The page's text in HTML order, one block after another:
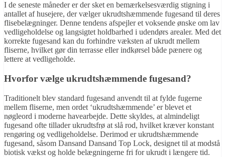
I de seneste måneder er der sket en bemærkelsesværdig stigning i
antallet af husejere, der vælger ukrudtshæmmende fugesand til deres
flisebelægninger. Denne tendens afspejler et voksende ønske om lav
vedligeholdelse og langsigtet holdbarhed i udendørs arealer. Med det
korrekte fugesand kan du forhindre væksten af ukrudt mellem
fliserne, hvilket gør din terrasse eller indkørsel både pænere og
lettere at vedligeholde.
Hvorfor vælge ukrudtshæmmende fugesand?
Traditionelt blev standard fugesand anvendt til at fylde fugerne
mellem fliserne, men ordet ‘ukrudtshæmmende’ er blevet et
nøgleord i moderne havearbejde. Dette skyldes, at almindeligt
fugesand ofte tillader ukrudtsfrø at slå rod, hvilket kræver konstant
rengøring og vedligeholdelse. Derimod er ukrudtshæmmende
fugesand, såsom Dansand Dansand Top Lock, designet til at modstå
biotisk vækst og holde belægningerne fri for ukrudt i længere tid.